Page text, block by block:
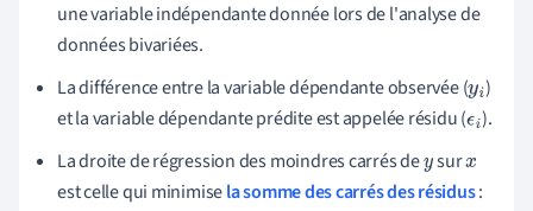
une variable indépendante donnée lors de l'analyse de
données bivariées.
La différence entre la variable dépendante observée (yi)
et la variable dépendante prédite est appelée résidu (ϵi).
La droite de régression des moindres carrés dey surx
est celle qui minimisela somme des carrés des résidus: